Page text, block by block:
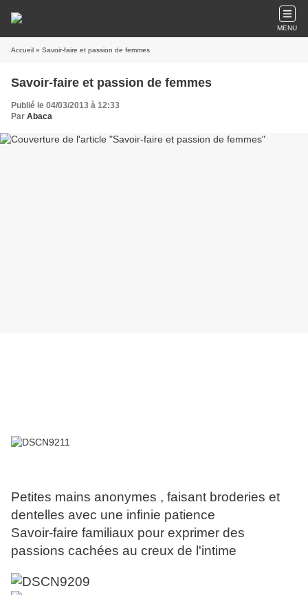
MENU
Accueil » Savoir-faire et passion de femmes
Savoir-faire et passion de femmes
Publié le 04/03/2013 à 12:33
Par Abaca
Petites mains anonymes , faisant broderies et
dentelles avec une infinie patience
Savoir-faire familiaux pour exprimer des
passions cachées au creux de l'intime